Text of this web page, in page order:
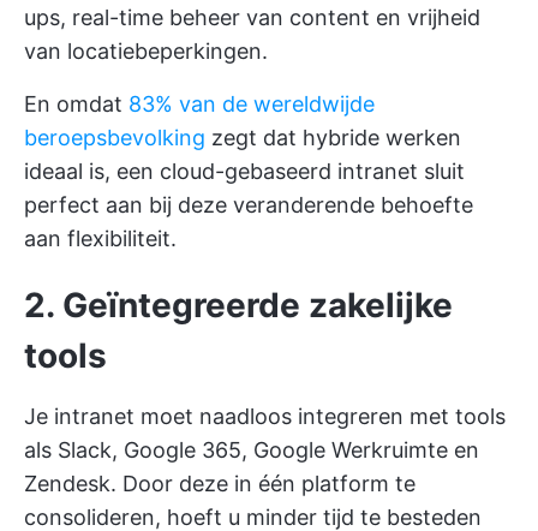
ups, real-time beheer van content en vrijheid
van locatiebeperkingen.
En omdat 83% van de wereldwijde
beroepsbevolking zegt dat hybride werken
ideaal is, een cloud-gebaseerd intranet sluit
perfect aan bij deze veranderende behoefte
aan flexibiliteit.
2. Geïntegreerde zakelijke
tools
Je intranet moet naadloos integreren met tools
als Slack, Google 365, Google Werkruimte en
Zendesk. Door deze in één platform te
consolideren, hoeft u minder tijd te besteden